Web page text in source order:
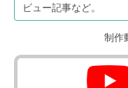
ビュー記事など。
制作